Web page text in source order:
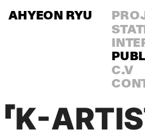
C.V
AHYEON RYU
「K-